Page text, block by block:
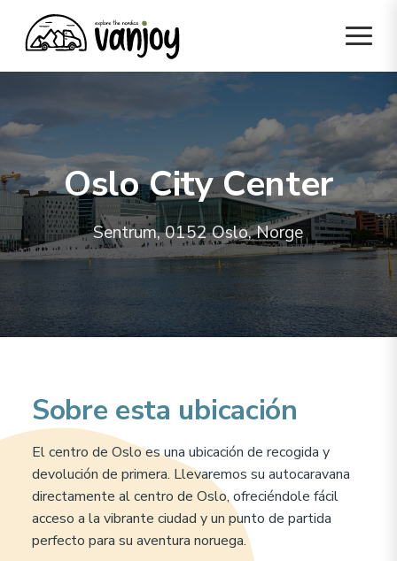
Oslo City Center
Sentrum, 0152 Oslo, Norge
Sobre esta ubicación
El centro de Oslo es una ubicación de recogida y
devolución de primera. Llevaremos su autocaravana
directamente al centro de Oslo, ofreciéndole fácil
acceso a la vibrante ciudad y un punto de partida
perfecto para su aventura noruega.